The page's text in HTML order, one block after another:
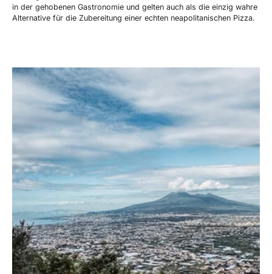
in der gehobenen Gastronomie und gelten auch als die einzig wahre
Alternative für die Zubereitung einer echten neapolitanischen Pizza.